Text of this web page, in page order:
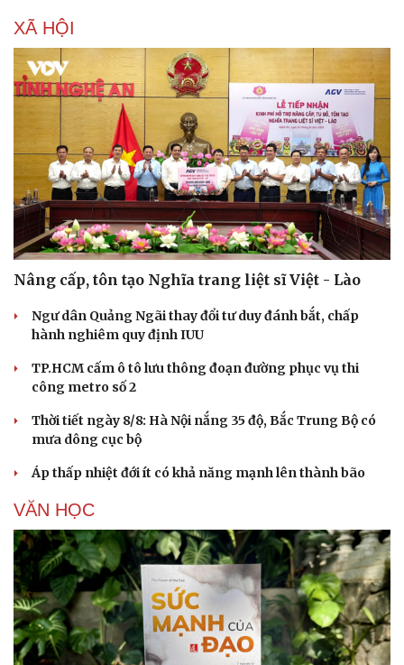
XÃ HỘI
Nâng cấp, tôn tạo Nghĩa trang liệt sĩ Việt - Lào
Ngư dân Quảng Ngãi thay đổi tư duy đánh bắt, chấp
hành nghiêm quy định IUU
TP.HCM cấm ô tô lưu thông đoạn đường phục vụ thi
công metro số 2
Thời tiết ngày 8/8: Hà Nội nắng 35 độ, Bắc Trung Bộ có
mưa dông cục bộ
Áp thấp nhiệt đới ít có khả năng mạnh lên thành bão
VĂN HỌC